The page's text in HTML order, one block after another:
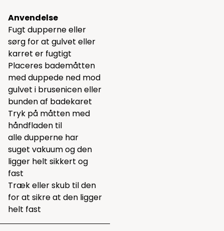
Anvendelse
Fugt dupperne eller
sørg for at gulvet eller
karret er fugtigt
Placeres bademåtten
med duppede ned mod
gulvet i brusenicen eller
bunden af badekaret
Tryk på måtten med
håndfladen til
alle dupperne har
suget vakuum og den
ligger helt sikkert og
fast
Træk eller skub til den
for at sikre at den ligger
helt fast